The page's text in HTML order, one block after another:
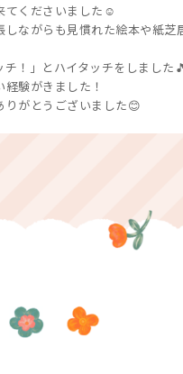
てくださいました☺️
ながらも見慣れた絵本や紙芝
！」とハイタッチをしました
験がきました！
りがとうございました😊